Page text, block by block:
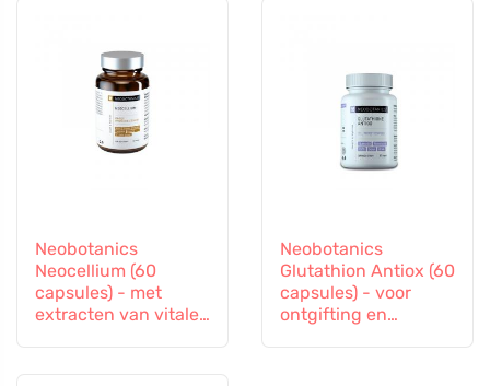
Neobotanics
Neocellium (60
capsules) - met
extracten van vitale
Neobotanics
Glutathion Antiox (60
capsules) - voor
ontgifting en